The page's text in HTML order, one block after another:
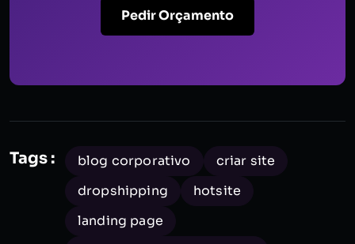
Pedir Orçamento
Tags : blog corporativo
criar site
dropshipping
hotsite
landing page